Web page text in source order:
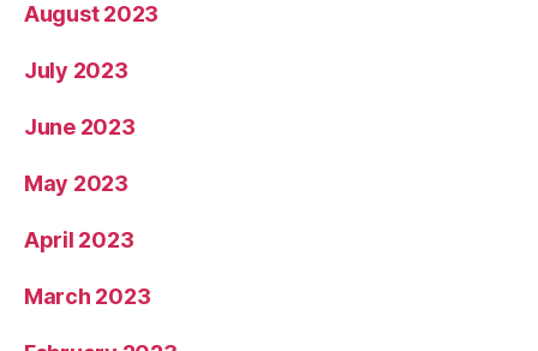
August 2023
July 2023
June 2023
May 2023
April 2023
March 2023